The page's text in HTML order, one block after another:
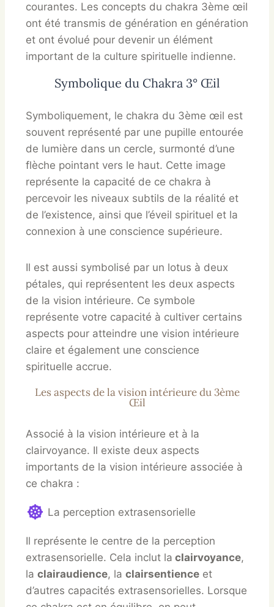
courantes. Les concepts du chakra 3ème œil
ont été transmis de génération en génération
et ont évolué pour devenir un élément
important de la culture spirituelle indienne.
Symbolique du Chakra 3° Œil
Symboliquement, le chakra du 3ème œil est
souvent représenté par une pupille entourée
de lumière dans un cercle, surmonté d’une
flèche pointant vers le haut. Cette image
représente la capacité de ce chakra à
percevoir les niveaux subtils de la réalité et
de l’existence, ainsi que l’éveil spirituel et la
connexion à une conscience supérieure.
Il est aussi symbolisé par un lotus à deux
pétales, qui représentent les deux aspects
de la vision intérieure. Ce symbole
représente votre capacité à cultiver certains
aspects pour atteindre une vision intérieure
claire et également une conscience
spirituelle accrue.
Les aspects de la vision intérieure du 3ème
Œil
Associé à la vision intérieure et à la
clairvoyance. Il existe deux aspects
importants de la vision intérieure associée à
ce chakra :
La perception extrasensorielle
Il représente le centre de la perception
extrasensorielle. Cela inclut la clairvoyance,
la clairaudience, la clairsentience et
d’autres capacités extrasensorielles. Lorsque